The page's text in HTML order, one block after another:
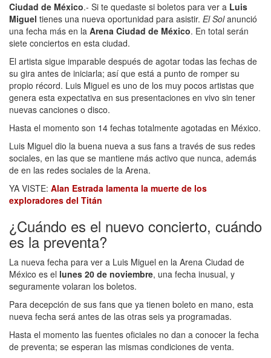
Ciudad de México.- Si te quedaste si boletos para ver a Luis
Miguel tienes una nueva oportunidad para asistir. El Solanunció
una fecha más en la Arena Ciudad de México. En total serán
siete conciertos en esta ciudad.
El artista sigue imparable después de agotar todas las fechas de
su gira antes de iniciarla; así que está a punto de romper su
propio récord. Luis Miguel es uno de los muy pocos artistas que
genera esta expectativa en sus presentaciones en vivo sin tener
nuevas canciones o disco.
Hasta el momento son 14 fechas totalmente agotadas en México.
Luis Miguel dio la buena nueva a sus fans a través de sus redes
sociales, en las que se mantiene más activo que nunca, además
de en las redes sociales de la Arena.
YA VISTE: Alan Estrada lamenta la muerte de los
exploradores del Titán
¿Cuándo es el nuevo concierto, cuándo
es la preventa?
La nueva fecha para ver a Luis Miguel en la Arena Ciudad de
México es el lunes 20 de noviembre, una fecha inusual, y
seguramente volaran los boletos.
Para decepción de sus fans que ya tienen boleto en mano, esta
nueva fecha será antes de las otras seis ya programadas.
Hasta el momento las fuentes oficiales no dan a conocer la fecha
de preventa; se esperan las mismas condiciones de venta.